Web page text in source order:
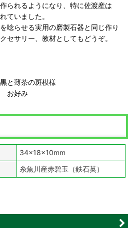
られるようになり、特に佐渡産は
ていました。
唸らせる実用の磨製石器と同じ作り
セサリー、教材としてもどうぞ。
と薄茶の斑模様
お好み
34×18×10mm
糸魚川産赤碧玉（鉄石英）